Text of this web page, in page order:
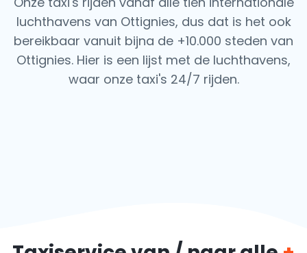
luchthavens van Ottignies, dus dat is het ook
bereikbaar vanuit bijna de +10.000 steden van
Ottignies. Hier is een lijst met de luchthavens,
waar onze taxi's 24/7 rijden.